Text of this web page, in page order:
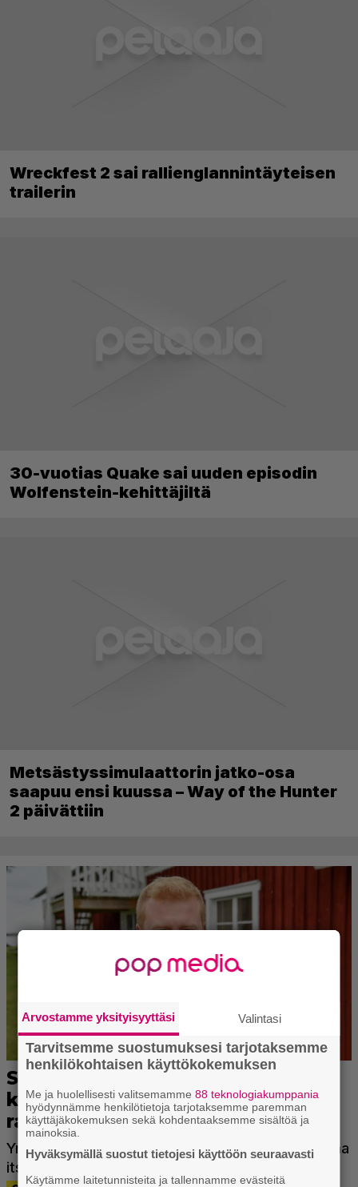
Wreckfest 2 sai rallienglannintäyteisen
trailerin
30-vuotias Quake sai uuden episodin
Wolfenstein-kehittäjiltä
Metsästyssimulaattorin jatko-osa
saapuu ensi kuussa – Way of the Hunter
2 päivättiin
Arvostamme yksityisyyttäsi Valintasi
Tarvitsemme suostumuksesi tarjotaksemme
henkilökohtaisen käyttökokemuksen
Me ja huolellisesti valitsemamme88 teknologiakumppania
hyödynnämme henkilötietoja tarjotaksemme paremman
käyttäjäkokemuksen sekä kohdentaaksemme sisältöä ja
mainoksia.
Hyväksymällä suostut tietojesi käyttöön seuraavasti
Käytämme laitetunnisteita ja tallennamme evästeitä